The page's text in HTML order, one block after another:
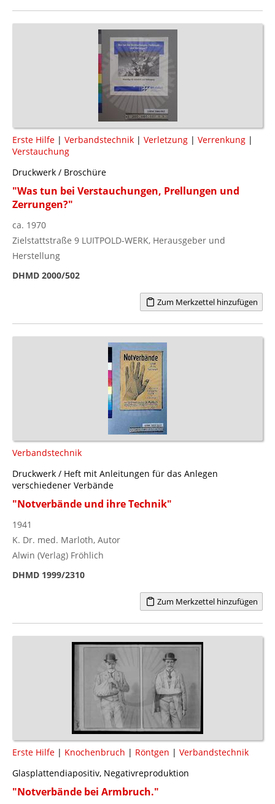
Erste Hilfe | Verbandstechnik | Verletzung | Verrenkung |
Verstauchung
Druckwerk / Broschüre
"Was tun bei Verstauchungen, Prellungen und
Zerrungen?"
ca. 1970
Zielstattstraße 9 LUITPOLD-WERK, Herausgeber und
Herstellung
DHMD 2000/502
Zum Merkzettel hinzufügen
Verbandstechnik
Druckwerk / Heft mit Anleitungen für das Anlegen
verschiedener Verbände
"Notverbände und ihre Technik"
1941
K. Dr. med. Marloth, Autor
Alwin (Verlag) Fröhlich
DHMD 1999/2310
Zum Merkzettel hinzufügen
Erste Hilfe | Knochenbruch | Röntgen | Verbandstechnik
Glasplattendiapositiv, Negativreproduktion
"Notverbände bei Armbruch."